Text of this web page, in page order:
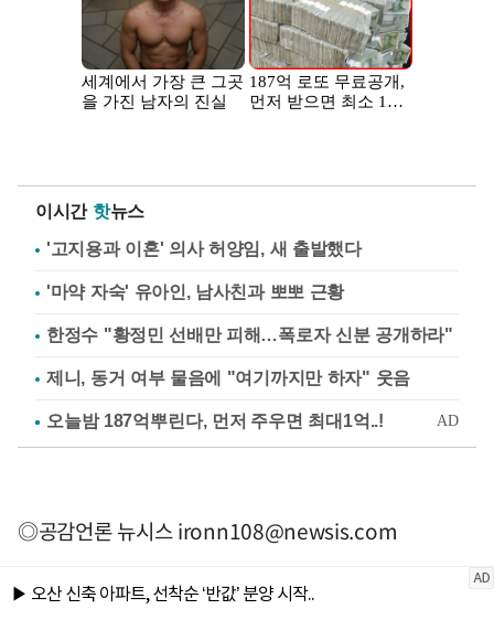
이시간 핫뉴스
'고지용과 이혼' 의사 허양임, 새 출발했다
'마약 자숙' 유아인, 남사친과 뽀뽀 근황
한정수 "황정민 선배만 피해…폭로자 신분 공개하라"
제니, 동거 여부 물음에 "여기까지만 하자" 웃음
◎공감언론 뉴시스ironn108@newsis.com